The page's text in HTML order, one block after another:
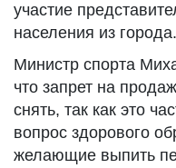
участие
населения из города.
Министр спорта
что запрет на
снять, так как это
вопрос здорового
желающие выпить